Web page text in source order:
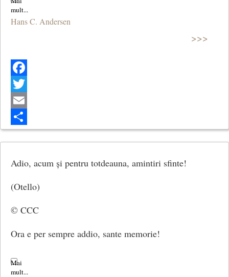
Hans C. Andersen
>>>
Facebook
Twitter
Email
Share
Adio, acum și pentru totdeauna, amintiri sfinte!
(Otello)
© CCC
Ora e per sempre addio, sante memorie!